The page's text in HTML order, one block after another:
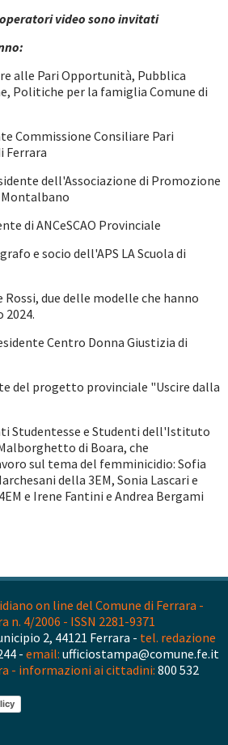
video sono invitati
alle Pari Opportunità, Pubblica
Politiche per la famiglia Comune di
Commissione Consiliare Pari
Ferrara
dell'Associazione di Promozione
Montalbano
di ANCeSCAO Provinciale
e socio dell'APS LA Scuola di
Rossi, due delle modelle che hanno
2024.
Centro Donna Giustizia di
del progetto provinciale "Uscire dalla
Studentesse e Studenti dell'Istituto
di Boara, che
sul tema del femminicidio: Sofia
della 3EM, Sonia Lascari e
e Irene Fantini e Andrea Bergami
on line del Comune di Ferrara -
n. 4/2006 - ISSN 2281-9371
2, 44121 Ferrara - tel. redazione
- email: ufficiostampa@comune.fe.it
- informazioni ai cittadini: 800 532